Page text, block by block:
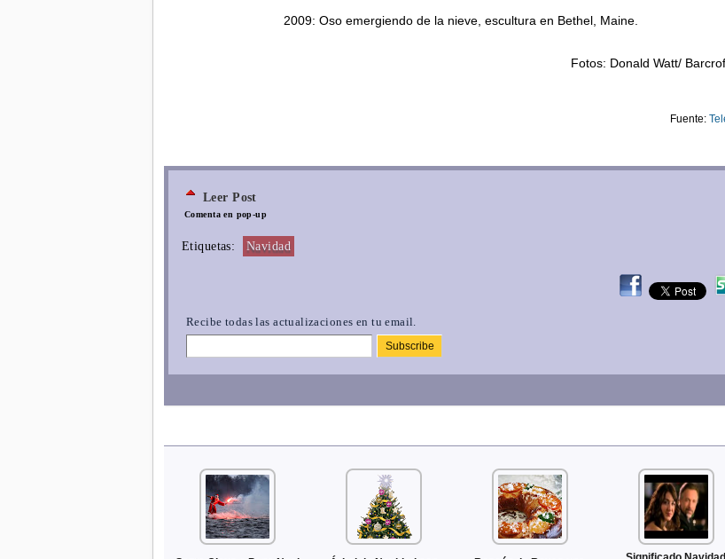
2009: Oso emergiendo de la nieve, escultura en Bethel, Maine.
Fotos: Donald Watt/
Fuente:
Leer Post
Comenta en pop-up
Etiquetas: Navidad
Recibe todas las actualizaciones en tu email.